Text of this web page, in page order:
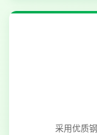
采用优质